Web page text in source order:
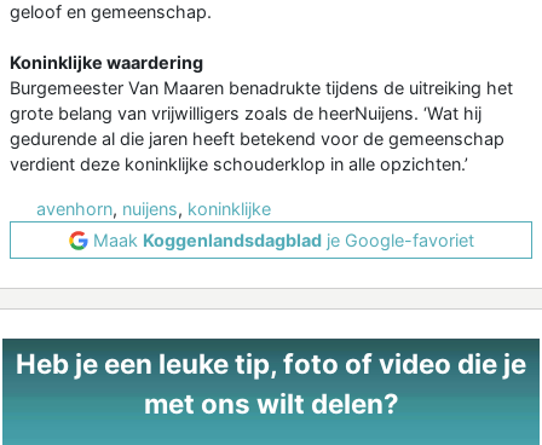
geloof en gemeenschap.
Koninklijke waardering
Burgemeester Van Maaren benadrukte tijdens de uitreiking het
grote belang van vrijwilligers zoals de heerNuijens. ‘Wat hij
gedurende al die jaren heeft betekend voor de gemeenschap
verdient deze koninklijke schouderklop in alle opzichten.’
avenhorn, nuijens, koninklijke
Maak Koggenlandsdagbladje Google-favoriet
Heb je een leuke tip, foto of video die je
met ons wilt delen?